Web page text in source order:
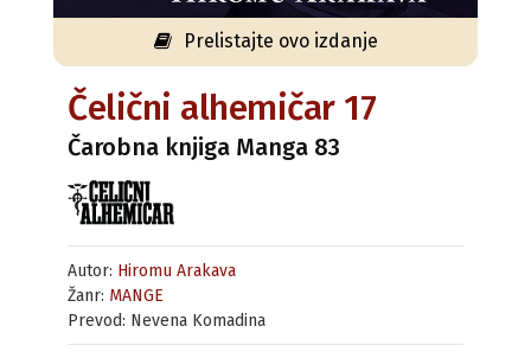
Prelistajte ovo izdanje
Čelični alhemičar 17
Čarobna knjiga Manga 83
Autor: Hiromu Arakava
Žanr: MANGE
Prevod: Nevena Komadina